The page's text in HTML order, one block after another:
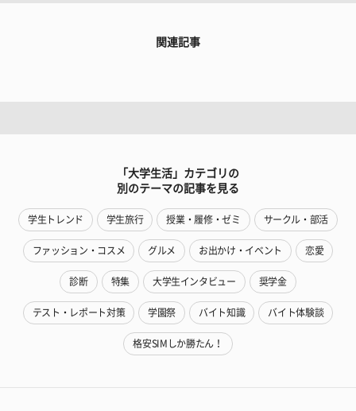
関連記事
「大学生活」カテゴリの
別のテーマの記事を見る
学生トレンド 学生旅行 授業・履修・ゼミ サークル・部活
ファッション・コスメ グルメ お出かけ・イベント 恋愛
診断 特集 大学生インタビュー 奨学金
テスト・レポート対策 学園祭 バイト知識 バイト体験談
格安SIMしか勝たん！